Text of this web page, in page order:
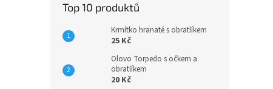
Top 10 produktů
Krmítko hranaté s obratlíkem
25 Kč
Olovo Torpedo s očkem a
obratlíkem
20 Kč